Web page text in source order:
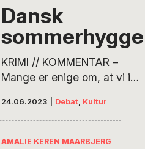
Groth. Den 23. maj leverede
på forsiden en alternativ
en makronbund af
Dansk
sommerhygge
KRIMI // KOMMENTAR –
Mange er enige om, at vi i
og konspirationsteorier har
brug for saglig oplysning
som aldrig før. Alligevel er
24.06.2023 Debat, Kultur
AMALIE KEREN MAARBJERG